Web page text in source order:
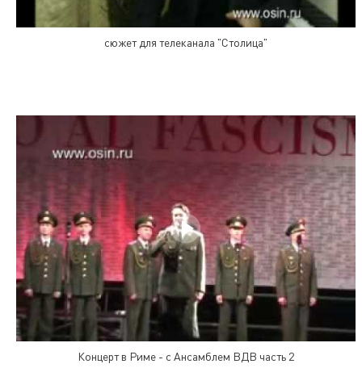
сюжет для телеканала "Столица"
Концерт в Риме - с Ансамблем ВДВ часть 2